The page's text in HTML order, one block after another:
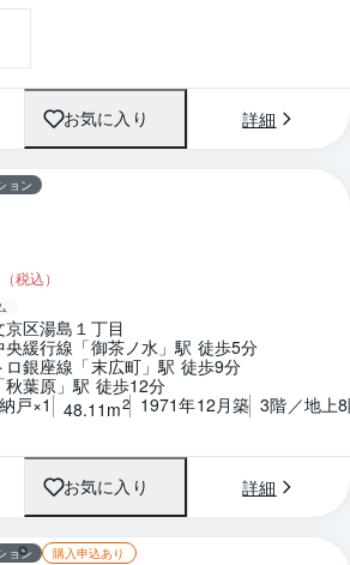
お気に入り 詳細
1 / 0 間取り
ョン
（税込）
区湯島１丁目
央緩行線「御茶ノ水」駅 徒歩5分
ロ銀座線「末広町」駅 徒歩9分
秋葉原」駅 徒歩12分
戸×1
48.11m2 1971年12月築 3階／地上
お気に入り 詳細
1 / 0 間取り
ョン 購入申込あり